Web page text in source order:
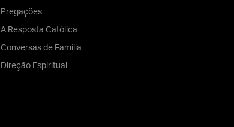
Pregações
A Resposta Católica
Conversas de Família
Direção Espiritual